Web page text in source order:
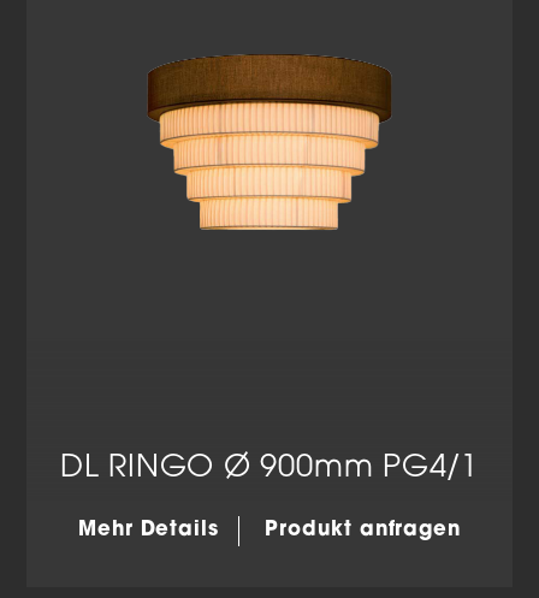
DL RINGO Ø 900mm PG4/1
Mehr Details Produkt anfragen